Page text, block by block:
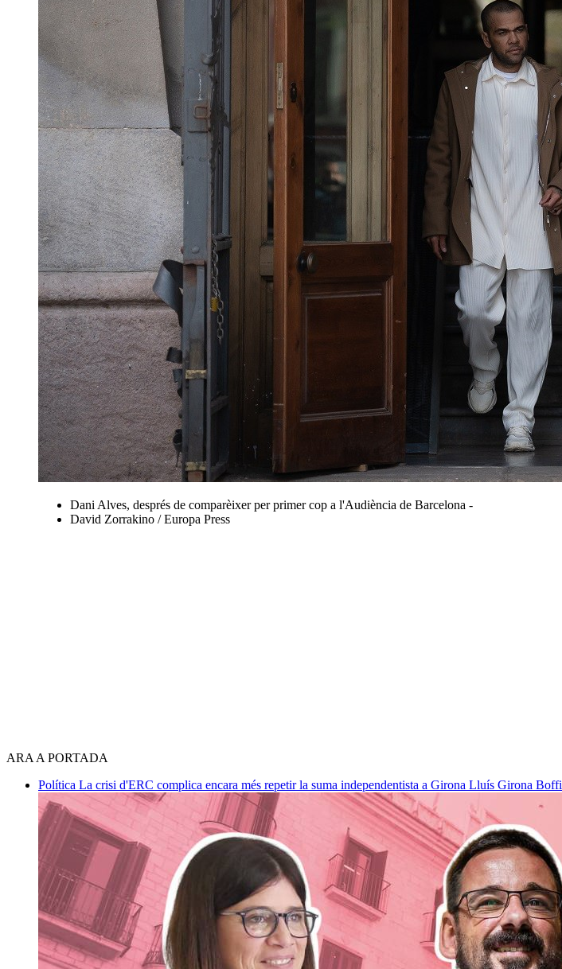
Dani Alves, després de comparèixer per primer cop a l'Audiència de Barcelona -
David Zorrakino / Europa Press
ARA A PORTADA
Política La crisi d'ERC complica encara més repetir la suma independentista a Girona Lluís Girona Boffi